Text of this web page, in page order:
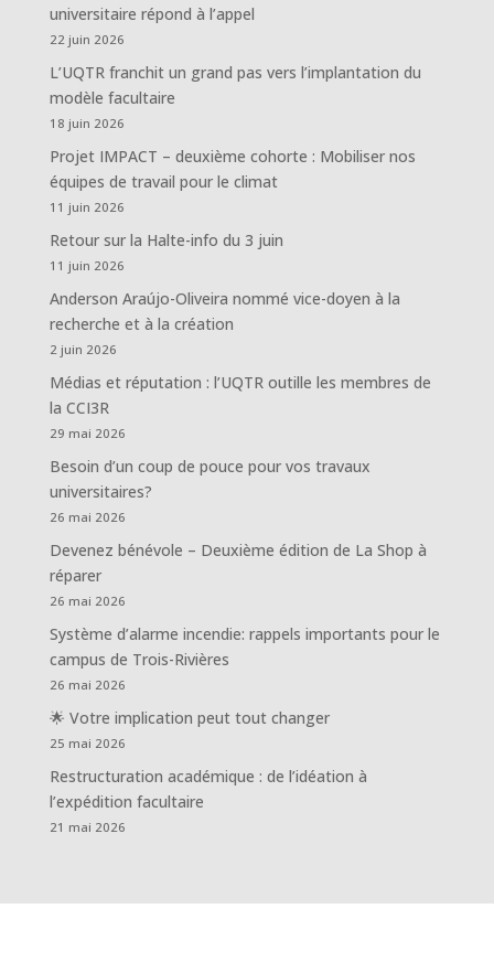
universitaire répond à l’appel
22 juin 2026
L’UQTR franchit un grand pas vers l’implantation du
modèle facultaire
18 juin 2026
Projet IMPACT – deuxième cohorte : Mobiliser nos
équipes de travail pour le climat
11 juin 2026
Retour sur la Halte-info du 3 juin
11 juin 2026
Anderson Araújo-Oliveira nommé vice-doyen à la
recherche et à la création
2 juin 2026
Médias et réputation : l’UQTR outille les membres de
la CCI3R
29 mai 2026
Besoin d’un coup de pouce pour vos travaux
universitaires?
26 mai 2026
Devenez bénévole – Deuxième édition de La Shop à
réparer
26 mai 2026
Système d’alarme incendie: rappels importants pour le
campus de Trois-Rivières
26 mai 2026
🌟 Votre implication peut tout changer
25 mai 2026
Restructuration académique : de l’idéation à
l’expédition facultaire
21 mai 2026